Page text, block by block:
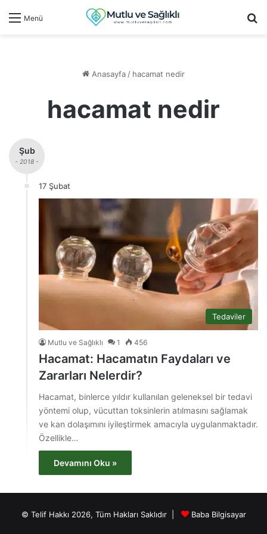
Menü
Anasayfa/ hacamat nedir
hacamat nedir
Şub
- 2018 -
17 Şubat
Tedaviler
Mutlu ve Sağlıklı 1 456
Hacamat: Hacamatın Faydaları ve
Zararları Nelerdir?
Hacamat, binlerce yıldır kullanılan geleneksel bir tedavi
yöntemi olup, vücuttan toksinlerin atılmasını sağlamak
ve kan dolaşımını iyileştirmek amacıyla uygulanmaktadır.
Özellikle…
Devamını Oku »
© Telif Hakkı 2026, Tüm Hakları Saklıdır | Baba Bilgisayar